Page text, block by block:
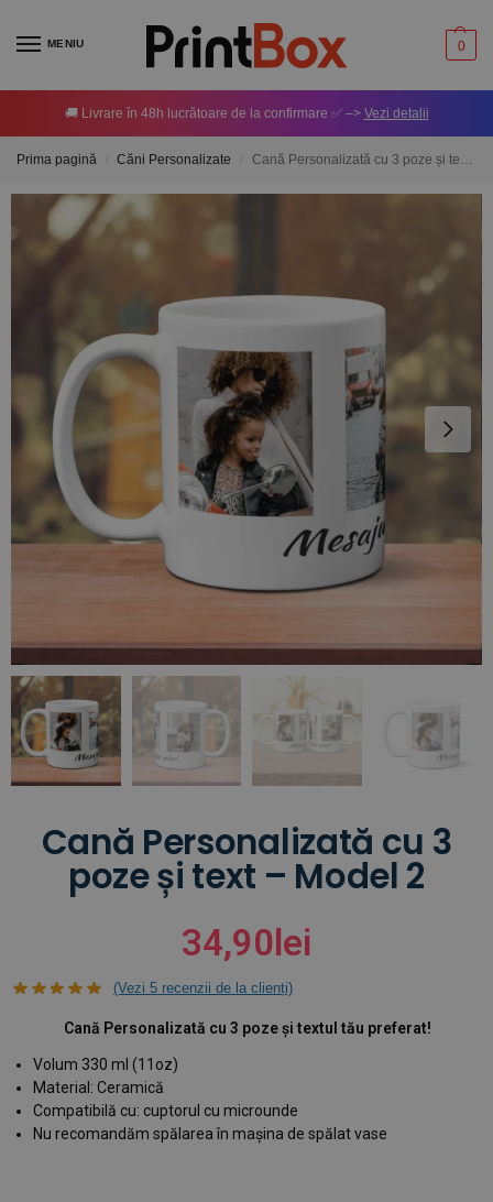
MENIU 0
🚚 Livrare în 48h lucrătoare de la confirmare ✅ –> Vezi detalii
Prima pagină Căni Personalizate Cană Personalizată cu 3 poze și text – Model 2
Cană Personalizată cu 3
poze și text – Model 2
34,90lei
(Vezi5 recenzii de la clienți)
Cană Personalizată cu 3 poze și textul tău preferat!
Volum 330 ml (11oz)
Material: Ceramică
Compatibilă cu: cuptorul cu microunde
Nu recomandăm spălarea în mașina de spălat vase